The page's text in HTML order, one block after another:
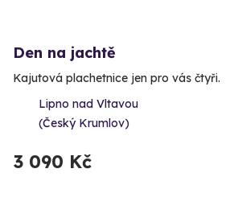
Den na jachtě
Kajutová plachetnice jen pro vás čtyři.
Lipno nad Vltavou
(Český Krumlov)
3 090 Kč